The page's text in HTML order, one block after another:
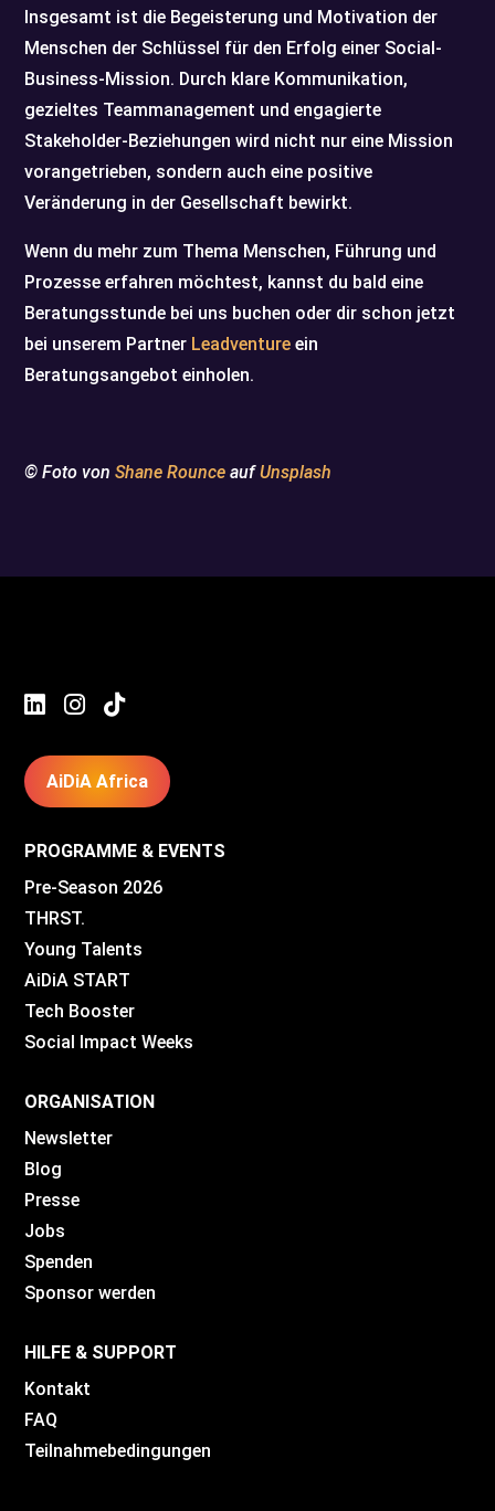
Insgesamt ist die Begeisterung und Motivation der
Menschen der Schlüssel für den Erfolg einer Social-
Business-Mission. Durch klare Kommunikation,
gezieltes Teammanagement und engagierte
Stakeholder-Beziehungen wird nicht nur eine Mission
vorangetrieben, sondern auch eine positive
Veränderung in der Gesellschaft bewirkt.
Wenn du mehr zum Thema Menschen, Führung und
Prozesse erfahren möchtest, kannst du bald eine
Beratungsstunde bei uns buchen oder dir schon jetzt
bei unserem Partner Leadventure ein
Beratungsangebot einholen.
© Foto vonShane Rounce aufUnsplash
  
AiDiA Africa
PROGRAMME & EVENTS
Pre-Season 2026
THRST.
Young Talents
AiDiA START
Tech Booster
Social Impact Weeks
ORGANISATION
Newsletter
Blog
Presse
Jobs
Spenden
Sponsor werden
HILFE & SUPPORT
Kontakt
FAQ
Teilnahmebedingungen